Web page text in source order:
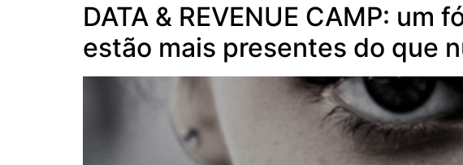
DATA & REVENUE CAMP:
estão mais presentes do que